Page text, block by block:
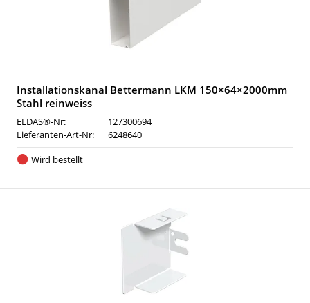
Installationskanal Bettermann LKM 150×64×2000mm
Stahl reinweiss
ELDAS®-Nr:
127300694
Lieferanten-Art-Nr:
6248640
Wird bestellt